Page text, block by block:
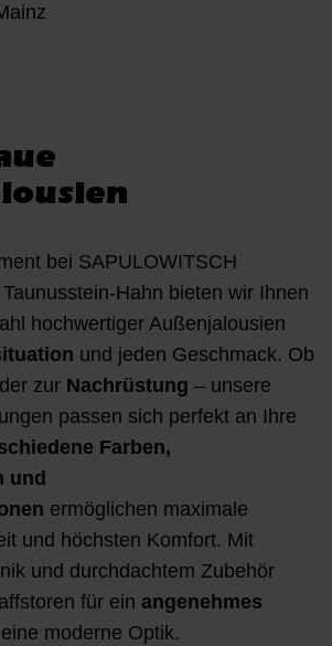
bei SAPULOWITSCH
Hahn bieten wir Ihnen
hochwertiger Außenjalousien
und jeden Geschmack. Ob
zur Nachrüstung – unsere
passen sich perfekt an Ihre
Farben,
und
ermöglichen maximale
und höchsten Komfort. Mit
und durchdachtem Zubehör
für ein angenehmes
moderne Optik.